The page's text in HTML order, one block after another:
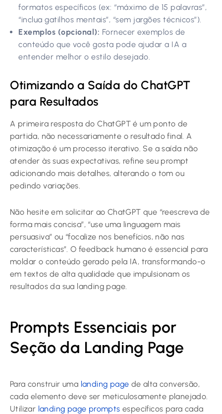
formatos específicos (ex: “máximo de 15 palavras”,
“inclua gatilhos mentais”, “sem jargões técnicos”).
Exemplos (opcional): Fornecer exemplos de
conteúdo que você gosta pode ajudar a IA a
entender melhor o estilo desejado.
Otimizando a Saída do ChatGPT
para Resultados
A primeira resposta do ChatGPT é um ponto de
partida, não necessariamente o resultado final. A
otimização é um processo iterativo. Se a saída não
atender às suas expectativas, refine seu prompt
adicionando mais detalhes, alterando o tom ou
pedindo variações.
Não hesite em solicitar ao ChatGPT que “reescreva de
forma mais concisa”, “use uma linguagem mais
persuasiva” ou “focalize nos benefícios, não nas
características”. O feedback humano é essencial para
moldar o conteúdo gerado pela IA, transformando-o
em textos de alta qualidade que impulsionam os
resultados da sua landing page.
Prompts Essenciais por
Seção da Landing Page
Para construir uma landing page de alta conversão,
cada elemento deve ser meticulosamente planejado.
Utilizar landing page prompts específicos para cada